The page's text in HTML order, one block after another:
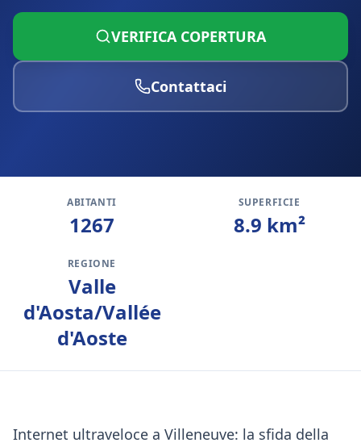
VERIFICA COPERTURA
Contattaci
ABITANTI
1267
SUPERFICIE
8.9 km²
REGIONE
Valle
d'Aosta/Vallée
d'Aoste
Internet ultraveloce a Villeneuve: la sfida della